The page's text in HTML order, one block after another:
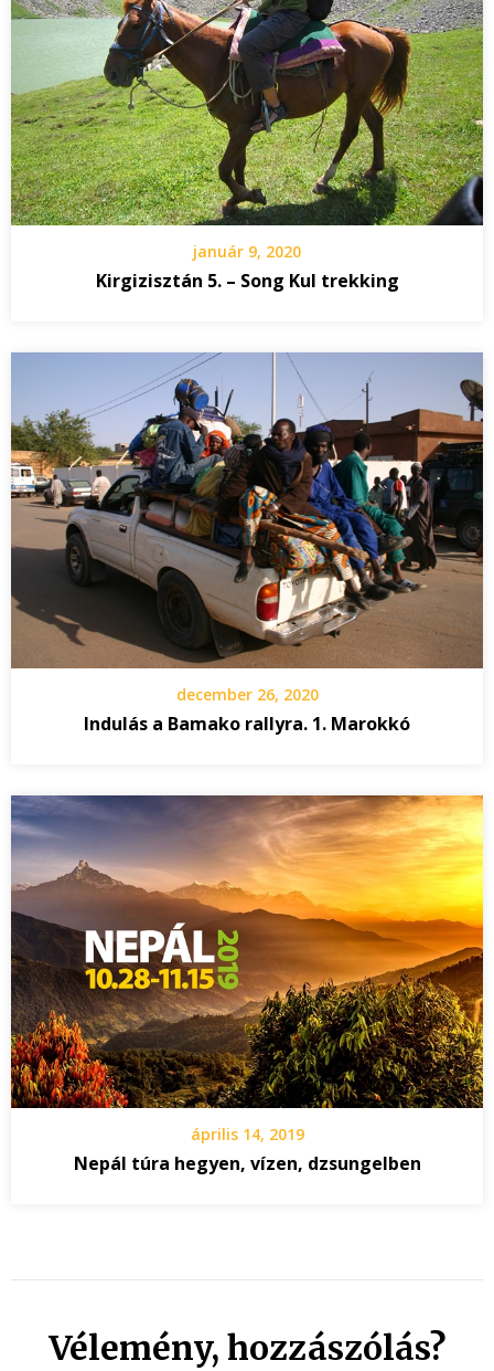
január 9, 2020
Kirgizisztán 5. – Song Kul trekking
december 26, 2020
Indulás a Bamako rallyra. 1. Marokkó
április 14, 2019
Nepál túra hegyen, vízen, dzsungelben
Vélemény, hozzászólás?